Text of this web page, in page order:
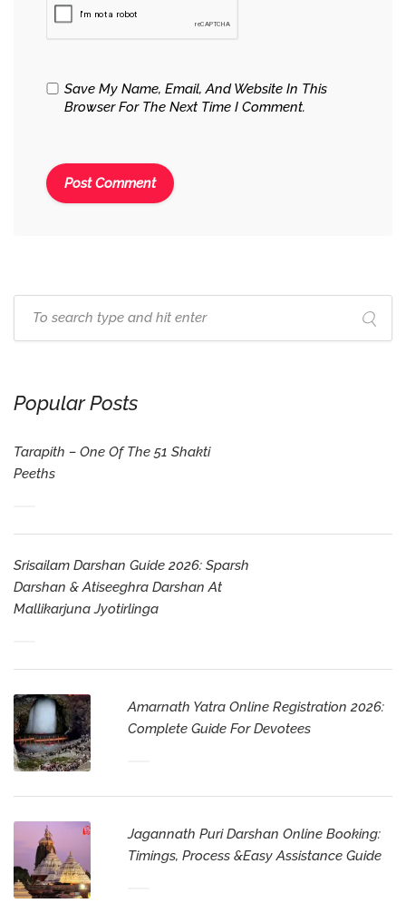
Save My Name, Email, And Website In This
Browser For The Next Time I Comment.
Popular Posts
Tarapith – One Of The 51 Shakti
Peeths
Srisailam Darshan Guide 2026: Sparsh
Darshan & Atiseeghra Darshan At
Mallikarjuna Jyotirlinga
Amarnath Yatra Online Registration 2026:
Complete Guide For Devotees
Jagannath Puri Darshan Online Booking:
Timings, Process &Easy Assistance Guide